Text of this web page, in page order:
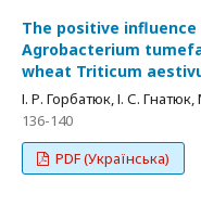
The positive
Agrobacterium
wheat Triticum
І. Р. Горбатюк, І. С.
136-140
PDF (Українська)